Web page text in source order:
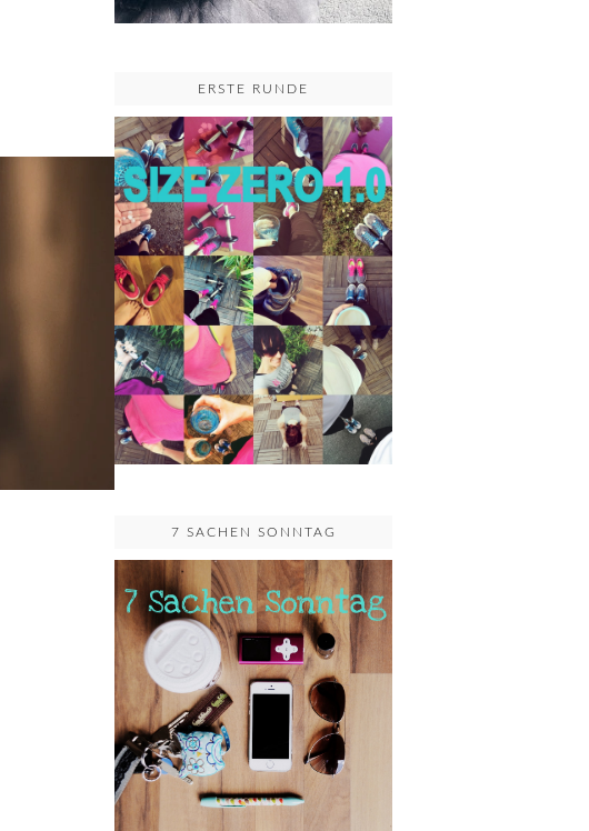
ERSTE RUNDE
7 SACHEN SONNTAG